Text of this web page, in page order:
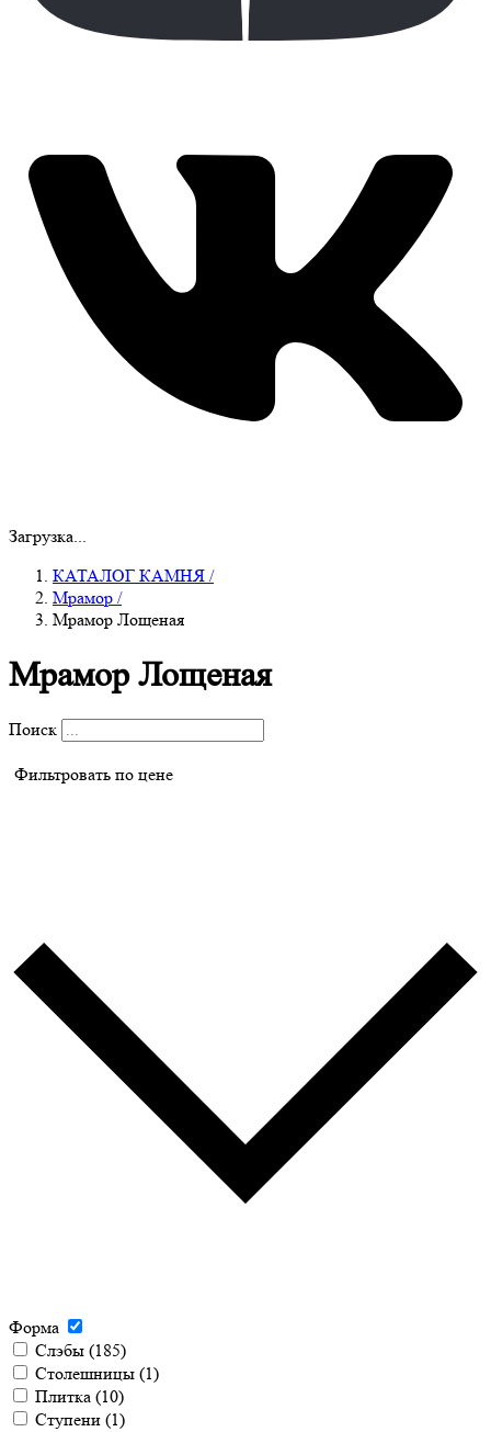
Загрузка...
КАТАЛОГ КАМНЯ /
Мрамор /
Мрамор Лощеная
Мрамор Лощеная
Поиск
Фильтровать по цене
Форма
Слэбы (185)
Столешницы (1)
Плитка (10)
Ступени (1)